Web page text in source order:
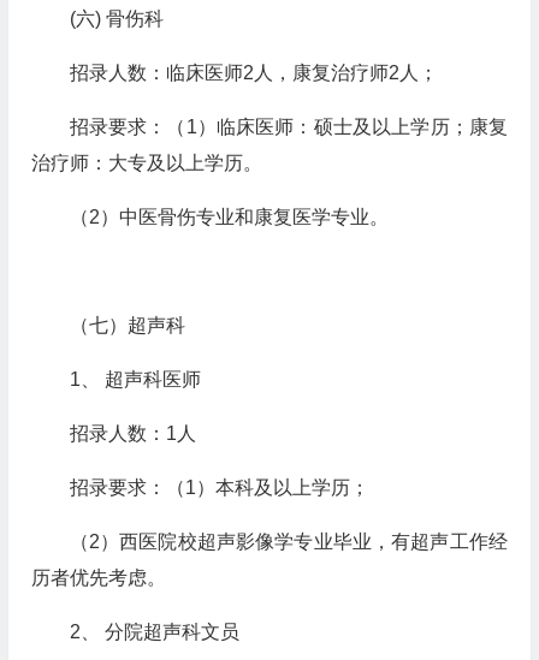
(六) 骨伤科
招录人数：临床医师2 人，康复治疗师2 人；
招录要求：（ 1）临床医师：硕士及以上学历；康复
治疗师：大专及以上学历。
（2）中医骨伤专业和康复医学专业。
（七）超声科
1、 超声科医师
招录人数： 1 人
招录要求：（1）本科及以上学历；
（2）西医院校超声影像学专业毕业，有超声工作经
历者优先考虑。
2 分院超声科文员